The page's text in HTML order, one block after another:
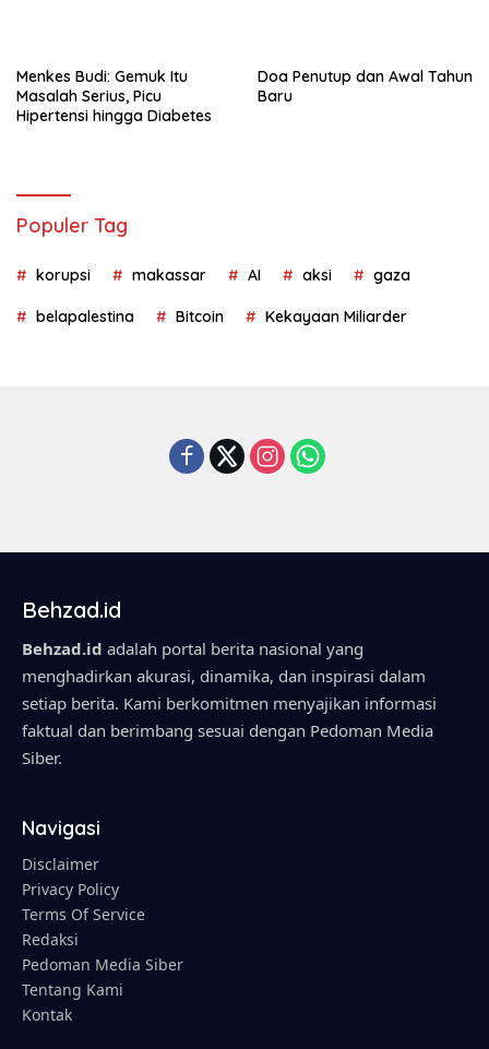
Menkes Budi: Gemuk Itu
Masalah Serius, Picu
Hipertensi hingga Diabetes
Doa Penutup dan Awal Tahun
Baru
Populer Tag
korupsi makassar AI aksi gaza
belapalestina Bitcoin Kekayaan Miliarder
Behzad.id
Behzad.id adalah portal berita nasional yang
menghadirkan akurasi, dinamika, dan inspirasi dalam
setiap berita. Kami berkomitmen menyajikan informasi
faktual dan berimbang sesuai dengan Pedoman Media
Siber.
Navigasi
Disclaimer
Privacy Policy
Terms Of Service
Redaksi
Pedoman Media Siber
Tentang Kami
Kontak